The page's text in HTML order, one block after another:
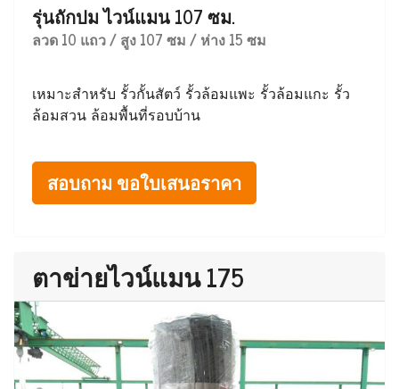
รุ่นถักปม ไวน์แมน 107 ซม.
ลวด 10 แถว / สูง 107 ซม / ห่าง 15 ซม
เหมาะสำหรับ รั้วกั้นสัตว์ รั้วล้อมแพะ รั้วล้อมแกะ รั้ว
ล้อมสวน ล้อมพื้นที่รอบบ้าน
สอบถาม ขอใบเสนอราคา
ตาข่ายไวน์แมน 175